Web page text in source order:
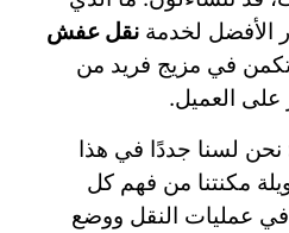
الأفضل لخدمة نقل عفش
تكمن في مزيج فريد من
على العميل.
نحن لسنا جددًا في هذا
مكنتنا من فهم كل
في عمليات النقل ووضع